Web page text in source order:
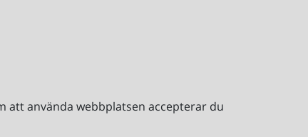
att använda webbplatsen accepterar du